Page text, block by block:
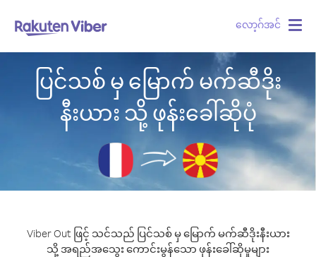
လော့ဂ်အင်
ပြင်သစ် မှ မြောက် မက်ဆီဒိုး
နီးယား သို့ ဖုန်းခေါ်ဆိုပုံ
Viber Out ဖြင့် သင်သည် ပြင်သစ် မှ မြောက် မက်ဆီဒိုးနီးယား
သို့ အရည်အသွေး ကောင်းမွန်သော ဖုန်းခေါ်ဆိုမှုများ